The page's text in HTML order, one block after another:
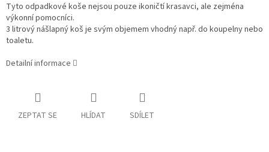
Tyto odpadkové koše nejsou pouze ikoničtí krasavci, ale zejména
výkonní pomocníci.
3 litrový nášlapný koš je svým objemem vhodný např. do koupelny nebo
toaletu.
Detailní informace
ZEPTAT SE HLÍDAT SDÍLET